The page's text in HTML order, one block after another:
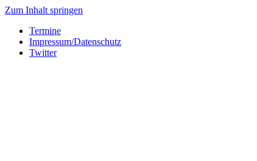
Zum Inhalt springen
Termine
Impressum/Datenschutz
Twitter